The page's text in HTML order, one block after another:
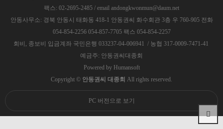
팩스: 02-2695-2485 / email andongkwonmun@daum.net
안동사무소: 경북 안동시 태화동 418-1 안동권씨 화수회관 3층 우 760-905 전화
054-854-2256 054-857-7705 팩스 054-854-2257
회비, 종보비 입금계좌 국민은행 033237-04-006941 / 농협 317-0009-7471-41
예금주: 안동권씨대종회
Powered by Humansoft
Copyright © 안동권씨 대종회 All rights reserved.
PC 버전으로 보기